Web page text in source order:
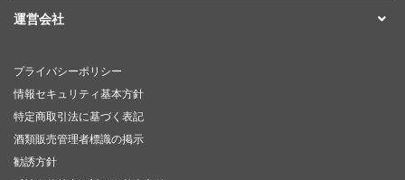
運営会社
プライバシーポリシー
情報セキュリティ基本方針
特定商取引法に基づく表記
酒類販売管理者標識の掲示
勧誘方針